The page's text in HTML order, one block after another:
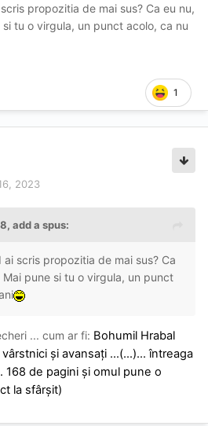
propozitia de mai sus? Ca eu nu,
tu o virgula, un punct acolo, ca nu
1
2023
adda spus:
scris propozitia de mai sus? Ca
pune si tu o virgula, un punct
... cum ar fi: Bohumil Hrabal
și avansați ...(...)... întreaga
168 de pagini și omul pune o
la sfârșit)